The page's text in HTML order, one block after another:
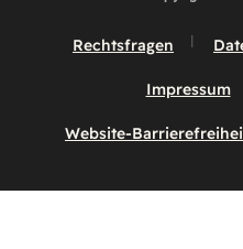
Rechtsfragen
Impressum
Website-